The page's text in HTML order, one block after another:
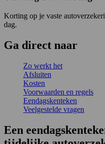
Korting op je vaste
dag.
Ga direct naar
Zo werkt het
Afsluiten
Kosten
Voorwaarden en regels
Eendagskenteken
Veelgestelde vragen
Een